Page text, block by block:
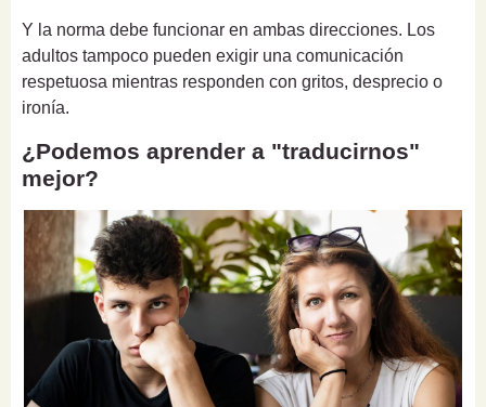
Y la norma debe funcionar en ambas direcciones. Los
adultos tampoco pueden exigir una comunicación
respetuosa mientras responden con gritos, desprecio o
ironía.
¿Podemos aprender a "traducirnos"
mejor?